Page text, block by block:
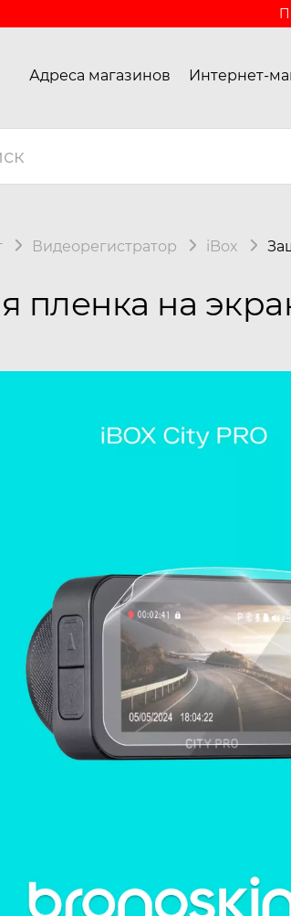
Адреса магазинов Интернет-
Видеорегистратор iBox
пленка на